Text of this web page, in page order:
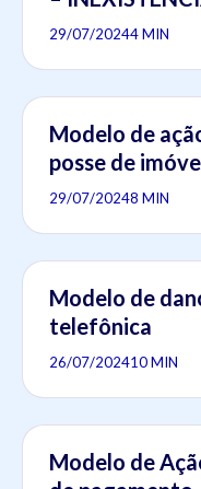
29/07/20244 MIN
Modelo de
posse de
29/07/20248 MIN
Modelo de
telefônica
26/07/202410 MIN
Modelo de